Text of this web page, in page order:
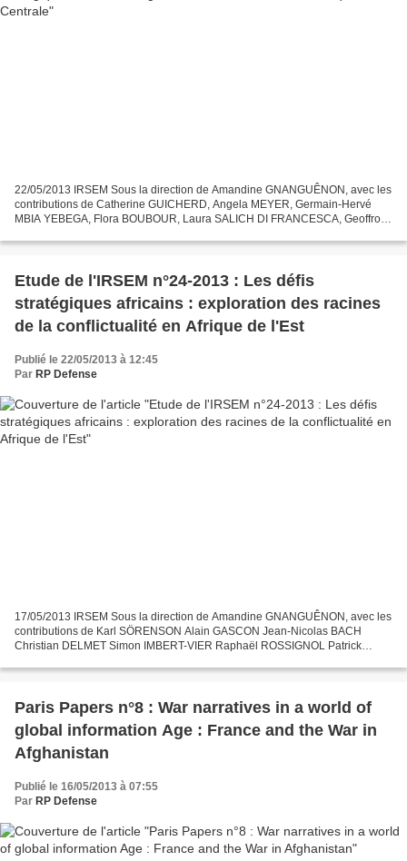
22/05/2013 IRSEM Sous la direction de Amandine GNANGUÊNON, avec les
contributions de Catherine GUICHERD, Angela MEYER, Germain-Hervé
MBIA YEBEGA, Flora BOUBOUR, Laura SALICH DI FRANCESCA, Geoffroy
ESMENJAUD,...
Etude de l'IRSEM n°24-2013 : Les défis
stratégiques africains : exploration des racines
de la conflictualité en Afrique de l'Est
Publié le 22/05/2013 à 12:45
Par RP Defense
17/05/2013 IRSEM Sous la direction de Amandine GNANGUÊNON, avec les
contributions de Karl SÖRENSON Alain GASCON Jean-Nicolas BACH
Christian DELMET Simon IMBERT-VIER Raphaël ROSSIGNOL Patrick
Paris Papers n°8 : War narratives in a world of
global information Age : France and the War in
Afghanistan
Publié le 16/05/2013 à 07:55
Par RP Defense